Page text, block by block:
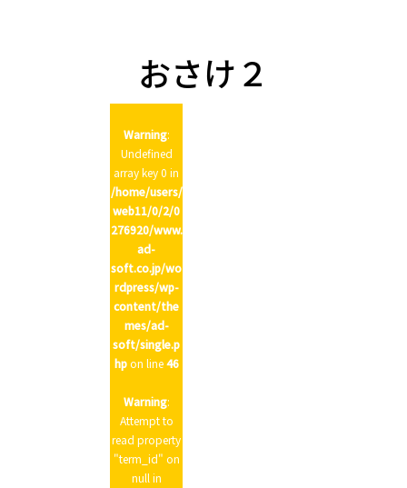
おさけ２
Warning:
Undefined
array key 0 in
/home/users/
web11/0/2/0
276920/www.
ad-
soft.co.jp/wo
rdpress/wp-
content/the
mes/ad-
soft/single.p
hpon line46
Warning:
Attempt to
read property
"term_id" on
null in